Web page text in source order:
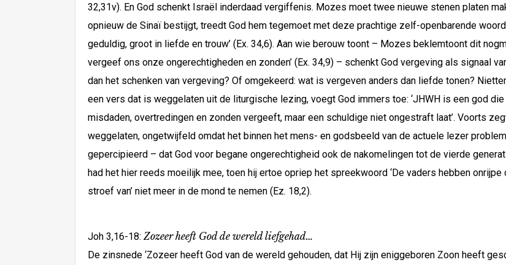
32,31v). En God schenkt Israël inderdaad vergiffenis. Mozes moet twee nieuwe stenen platen
opnieuw de Sinaï bestijgt, treedt God hem tegemoet met deze prachtige zelf-openbarende
geduldig, groot in liefde en trouw’ (Ex. 34,6). Aan wie berouw toont – Mozes beklemtoont dit
vergeef ons onze ongerechtigheden en zonden’ (Ex. 34,9) – schenkt God vergeving als signaal
dan het schenken van vergeving? Of omgekeerd: wat is vergeven anders dan liefde tonen?
een vers dat is weggelaten uit de liturgische lezing, voegt God immers toe: ‘JHWH is een god
misdaden, overtredingen en zonden vergeeft, maar een schuldige niet ongestraft laat’. Voorts
weggelaten, ongetwijfeld omdat het binnen het mens- en godsbeeld van de actuele lezer
gepercipieerd – dat God voor begane ongerechtigheid ook de nakomelingen tot de vierde
had het hier reeds moeilijk mee, toen hij ertoe opriep het spreekwoord ‘De vaders hebben
stroef van’ niet meer in de mond te nemen (Ez. 18,2).
Joh 3,16-18: Zozeer heeft God de wereld liefgehad…
De zinsnede ‘Zozeer heeft God van de wereld gehouden, dat Hij zijn eniggeboren Zoon heeft